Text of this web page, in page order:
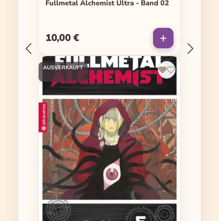
Fullmetal Alchemist Ultra - Band 02
Regulärer Preis:
10,00 €
AUSVERKAUFT